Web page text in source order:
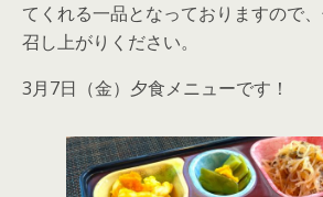
てくれる一品となっておりますので
召し上がりください。
3月7日（金）夕食メニューです！